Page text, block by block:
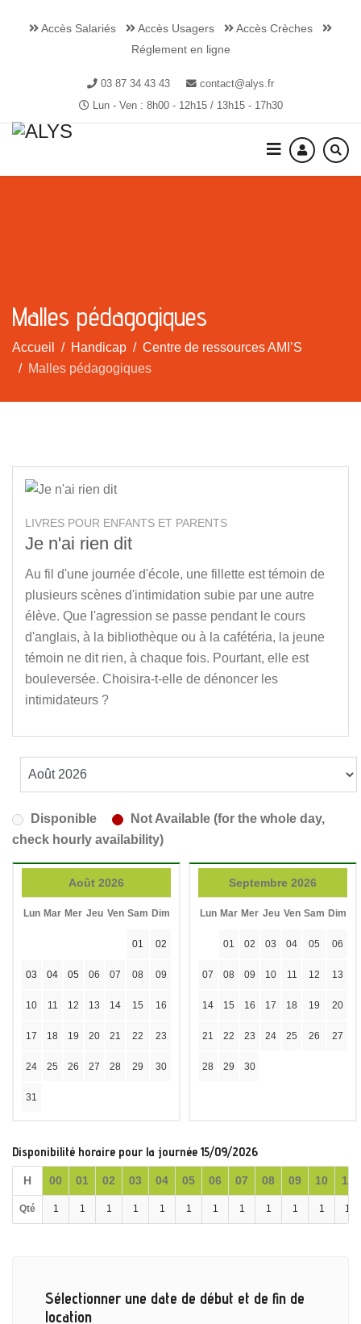
Accès Salariés Accès Usagers
Accès Crèches
Réglement en ligne
03 87 34 43 43
contact@alys.fr
Lun - Ven : 8h00 - 12h15 / 13h15 - 17h30
Malles pédagogiques
Accueil Handicap
Centre de ressources AMI’S
Malles pédagogiques
LIVRES POUR ENFANTS ET PARENTS
Je n'ai rien dit
Au fil d'une journée d'école, une fillette est témoin de
plusieurs scènes d'intimidation subie par une autre
élève. Que l'agression se passe pendant le cours
d'anglais, à la bibliothèque ou à la cafétéria, la jeune
témoin ne dit rien, à chaque fois. Pourtant, elle est
bouleversée. Choisira-t-elle de dénoncer les
intimidateurs ?
Disponible
Not Available (for the whole day,
check hourly availability)
Août 2026
Lun Mar Mer Jeu Ven Sam Dim
01 02
03 04 05 06 07 08 09
10 11 12 13 14 15 16
17 18 19 20 21 22 23
24 25 26 27 28 29 30
31
Septembre 2026
Lun Mar Mer Jeu Ven Sam Dim
01 02 03 04 05 06
07 08 09 10 11 12 13
14 15 16 17 18 19 20
21 22 23 24 25 26 27
28 29 30
Disponibilité horaire pour la journée 15/09/2026
H 00 01 02 03 04 05 06 07 08 09 10 11
Qté 1 1 1 1 1 1 1 1 1 1 1 1
Sélectionner une date de début et de fin de
location